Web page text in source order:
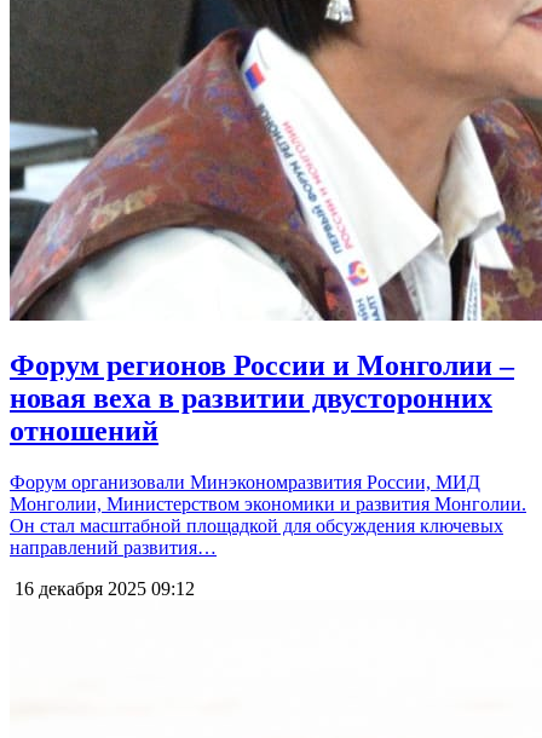
Форум регионов России и Монголии –
новая веха в развитии двусторонних
отношений
Форум организовали Минэкономразвития России, МИД
Монголии, Министерством экономики и развития Монголии.
Он стал масштабной площадкой для обсуждения ключевых
направлений развития…
16 декабря 2025 09:12